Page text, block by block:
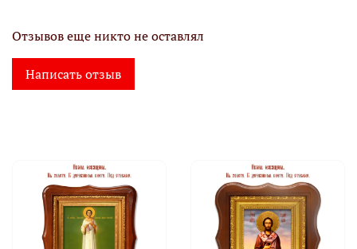
Отзывов еще никто не оставлял
Написать отзыв